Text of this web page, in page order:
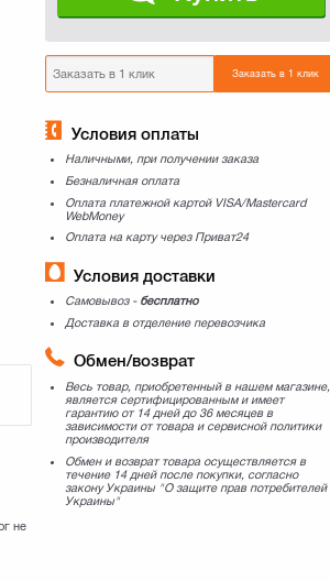
не
Заказать в 1 клик
Условия оплаты
Наличными, при получении заказа
Безналичная оплата
Оплата платежной картой VISA/Mastercard
WebMoney
Оплата на карту через Приват24
Условия доставки
Самовывоз - бесплатно
Доставка в отделение перевозчика
Обмен/возврат
Весь товар, приобретенный в нашем магазине,
является сертифицированным и имеет
гарантию от 14 дней до 36 месяцев в
зависимости от товара и сервисной политики
производителя
Обмен и возврат товара осуществляется в
течение 14 дней после покупки, согласно
закону Украины "О защите прав потребителей
Украины"